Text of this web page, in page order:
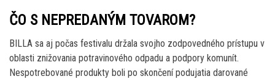
ČO S NEPREDANÝM TOVAROM?
BILLA sa aj počas festivalu držala svojho zodpovedného prístupu v
oblasti znižovania potravinového odpadu a podpory komunít.
Nespotrebované produkty boli po skončení podujatia darované